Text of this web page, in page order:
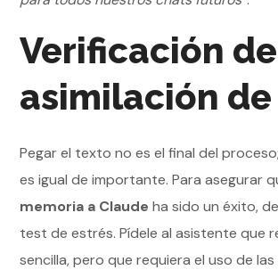
Verificación
asimilación
Pegar el texto no es el final del
es igual de importante. Para asegurar
memoria a Claude ha sido un éxito,
test de estrés. Pídele al asistente que
sencilla, pero que requiera el uso de